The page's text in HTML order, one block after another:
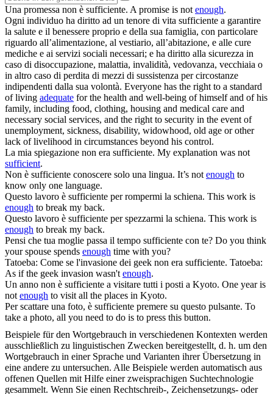
Una promessa non è sufficiente. A promise is notenough.
Ogni individuo ha diritto ad un tenore di vita sufficiente a garantire
la salute e il benessere proprio e della sua famiglia, con particolare
riguardo all’alimentazione, al vestiario, all’abitazione, e alle cure
mediche e ai servizi sociali necessari; e ha diritto alla sicurezza in
caso di disoccupazione, malattia, invalidità, vedovanza, vecchiaia o
in altro caso di perdita di mezzi di sussistenza per circostanze
indipendenti dalla sua volontà. Everyone has the right to a standard
of living adequate for the health and well-being of himself and of his
family, including food, clothing, housing and medical care and
necessary social services, and the right to security in the event of
unemployment, sickness, disability, widowhood, old age or other
lack of livelihood in circumstances beyond his control.
La mia spiegazione non era sufficiente. My explanation was not
sufficient.
Non è sufficiente conoscere solo una lingua. It’s notenough to
know only one language.
Questo lavoro è sufficiente per rompermi la schiena. This work is
enough to break my back.
Questo lavoro è sufficiente per spezzarmi la schiena. This work is
enough to break my back.
Pensi che tua moglie passa il tempo sufficiente con te? Do you think
your spouse spends enough time with you?
Tatoeba: Come se l'invasione dei geek non era sufficiente. Tatoeba:
As if the geek invasion wasn'tenough.
Un anno non è sufficiente a visitare tutti i posti a Kyoto. One year is
notenough to visit all the places in Kyoto.
Per scattare una foto, è sufficiente premere su questo pulsante. To
take a photo, all you need to do is to press this button.
Beispiele für den Wortgebrauch in verschiedenen Kontexten werden
ausschließlich zu linguistischen Zwecken bereitgestellt, d. h. um den
Wortgebrauch in einer Sprache und Varianten ihrer Übersetzung in
eine andere zu untersuchen. Alle Beispiele werden automatisch aus
offenen Quellen mit Hilfe einer zweisprachigen Suchtechnologie
gesammelt. Wenn Sie einen Rechtschreib-, Zeichensetzungs- oder